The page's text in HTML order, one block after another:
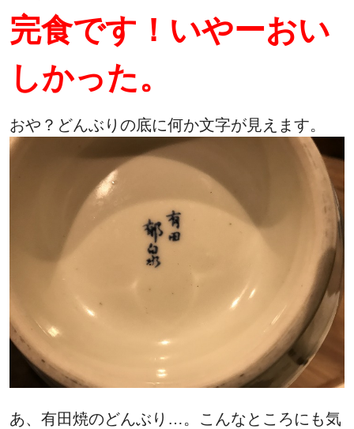
完食です！いやーおい
しかった。
おや？どんぶりの底に何か文字が見えます。
あ、有田焼のどんぶり…。こんなところにも気